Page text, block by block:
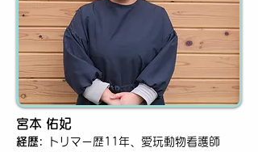
宮本 佑妃
経歴:
トリマー歴11年、愛玩動物看護師